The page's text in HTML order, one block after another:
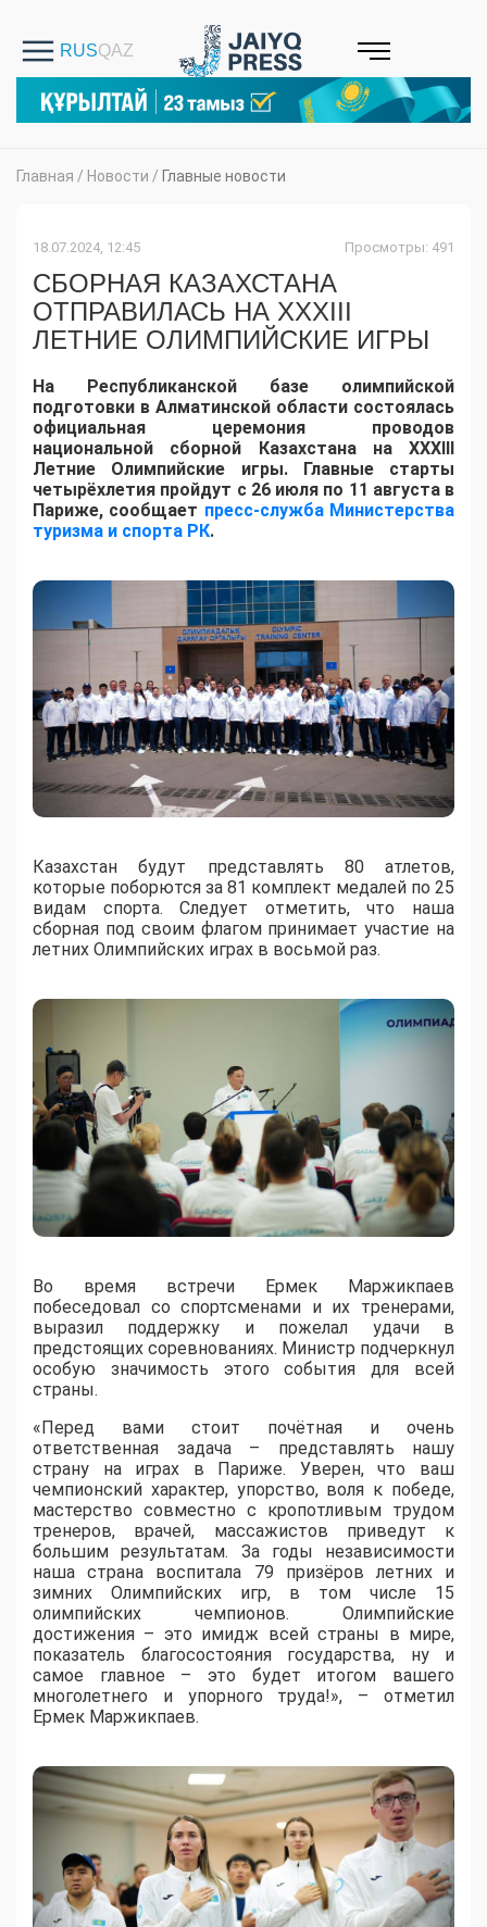
Главная / Новости / Главные новости
18.07.2024, 12:45 Просмотры: 491
СБОРНАЯ КАЗАХСТАНА
ОТПРАВИЛАСЬ НА XXXIII
ЛЕТНИЕ ОЛИМПИЙСКИЕ ИГРЫ
На Республиканской базе олимпийской
подготовки в Алматинской области состоялась
официальная церемония проводов
национальной сборной Казахстана на XXXIII
Летние Олимпийские игры. Главные старты
четырёхлетия пройдут с 26 июля по 11 августа в
Париже, сообщает пресс-служба Министерства
туризма и спорта РК.
Казахстан будут представлять 80 атлетов,
которые поборются за 81 комплект медалей по 25
видам спорта. Следует отметить, что наша
сборная под своим флагом принимает участие на
летних Олимпийских играх в восьмой раз.
Во время встречи Ермек Маржикпаев
побеседовал со спортсменами и их тренерами,
выразил поддержку и пожелал удачи в
предстоящих соревнованиях. Министр подчеркнул
особую значимость этого события для всей
страны.
«Перед вами стоит почётная и очень
ответственная задача – представлять нашу
страну на играх в Париже. Уверен, что ваш
чемпионский характер, упорство, воля к победе,
мастерство совместно с кропотливым трудом
тренеров, врачей, массажистов приведут к
большим результатам. За годы независимости
наша страна воспитала 79 призёров летних и
зимних Олимпийских игр, в том числе 15
олимпийских чемпионов. Олимпийские
достижения – это имидж всей страны в мире,
показатель благосостояния государства, ну и
самое главное – это будет итогом вашего
многолетнего и упорного труда!», – отметил
Ермек Маржикпаев.